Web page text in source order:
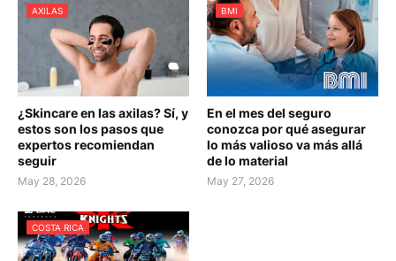
AXILAS
¿Skincare en las axilas? Sí, y
estos son los pasos que
expertos recomiendan
seguir
May 28, 2026
BMI
En el mes del seguro
conozca por qué asegurar
lo más valioso va más allá
de lo material
May 27, 2026
COSTA RICA